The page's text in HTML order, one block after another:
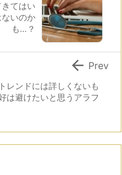
てはい
いのか
も…？
レンドには詳しくないも
は避けたいと思うアラフ
 Prev